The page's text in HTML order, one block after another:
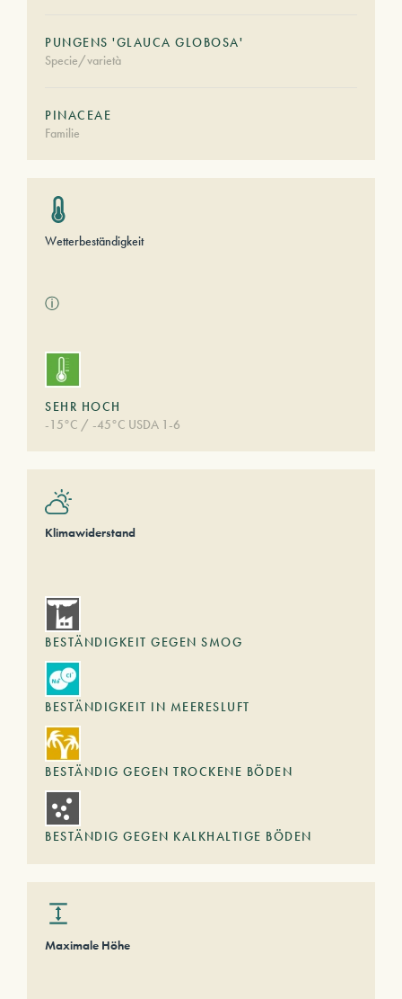
PUNGENS 'GLAUCA GLOBOSA'
Specie/varietà
PINACEAE
Familie
Wetterbeständigkeit
ⓘ
SEHR HOCH
-15°C / -45°C USDA 1-6
Klimawiderstand
BESTÄNDIGKEIT GEGEN SMOG
BESTÄNDIGKEIT IN MEERESLUFT
BESTÄNDIG GEGEN TROCKENE BÖDEN
BESTÄNDIG GEGEN KALKHALTIGE BÖDEN
Maximale Höhe